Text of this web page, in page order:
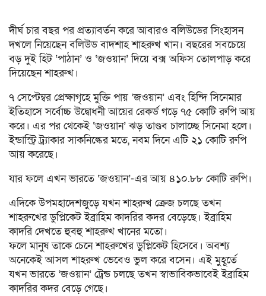
দীর্ঘ চার বছর পর প্রত্যাবর্তন করে আবারও বলিউডের সিংহাসন
দখলে নিয়েছেন বলিউড বাদশাহ শাহরুখ খান। বছরের সবচেয়ে
বড় দুই হিট ‘পাঠান’ ও ‘জওয়ান’ দিয়ে বক্স অফিস তোলপাড় করে
দিয়েছেন শাহরুখ।
৭ সেপ্টেম্বর প্রেক্ষাগৃহে মুক্তি পায় ‘জওয়ান’ এবং হিন্দি সিনেমার
ইতিহাসে সর্বোচ্চ উদ্বোধনী আয়ের রেকর্ড গড়ে ৭৫ কোটি রুপি আয়
করে। এর পর থেকেই ‘জওয়ান’ ঝড় তাণ্ডব চালাচ্ছে সিনেমা হলে।
ইন্ডাস্ট্রি ট্র্যাকার সাকনিল্কের মতে, নবম দিনে এটি ২১ কোটি রুপি
আয় করেছে।
যার ফলে এখন ভারতে ‘জওয়ান’-এর আয় ৪১০.৮৮ কোটি রুপি।
এদিকে উপমহাদেশজুড়ে যখন শাহরুখ ক্রেজ চলছে তখন
শাহরুখের ডুপ্লিকেট ইব্রাহিম কাদরির কদর বেড়েছে। ইব্রাহিম
কাদরি দেখতে হুবহু শাহরুখ খানের মতো।
ফলে মানুষ তাকে চেনে শাহরুখের ডুপ্লিকেট হিসেবে। অবশ্য
অনেকেই আসল শাহরুখ ভেবেও ভুল করে বসেন। এই মুহূর্তে
যখন ভারতে ‘জওয়ান’ ট্রেন্ড চলছে তখন স্বাভাবিকভাবেই ইব্রাহিম
কাদরির কদর বেড়ে গেছে।